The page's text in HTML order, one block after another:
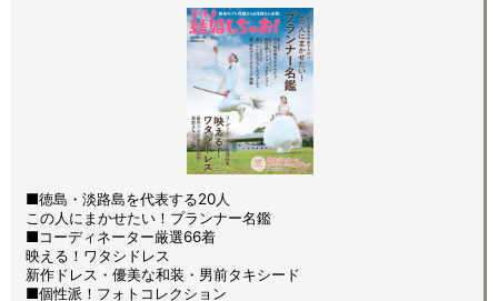
■徳島・淡路島を代表する20人
この人にまかせたい！プランナー名鑑
■コーディネーター厳選66着
映える！ワタシドレス
新作ドレス・優美な和装・男前タキシード
■個性派！フォトコレクション